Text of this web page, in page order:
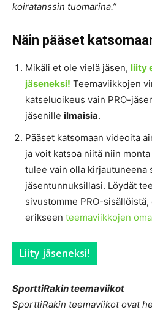
koiratanssin tuomarina.”
Näin pääset
Mikäli et ole vielä jäsen, liity
jäseneksi! Teemaviikkojen
katseluoikeus vain PRO-
jäsenille ilmaisia.
Pääset katsomaan videoita
ja voit katsoa niitä niin
tulee vain olla kirjautuneena
jäsentunnuksillasi. Löydät
sivustomme PRO-
erikseen teemaviikkojen
Liity jäseneksi!
SporttiRakin teemaviikot
SporttiRakin teemaviikot ovat